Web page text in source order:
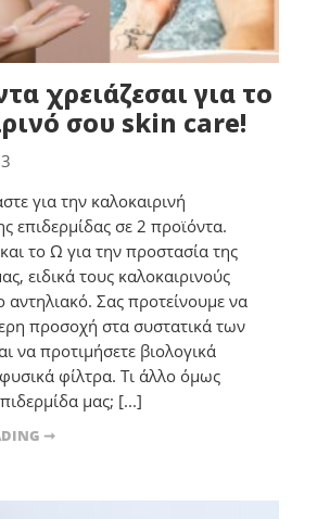
χρειάζεσαι για το
σου skin care!
για την καλοκαιρινή
επιδερμίδας σε 2 προϊόντα.
το Ω για την προστασία της
ειδικά τους καλοκαιρινούς
αντηλιακό. Σας προτείνουμε να
προσοχή στα συστατικά των
να προτιμήσετε βιολογικά
φίλτρα. Τι άλλο όμως
μας; [...]
➞